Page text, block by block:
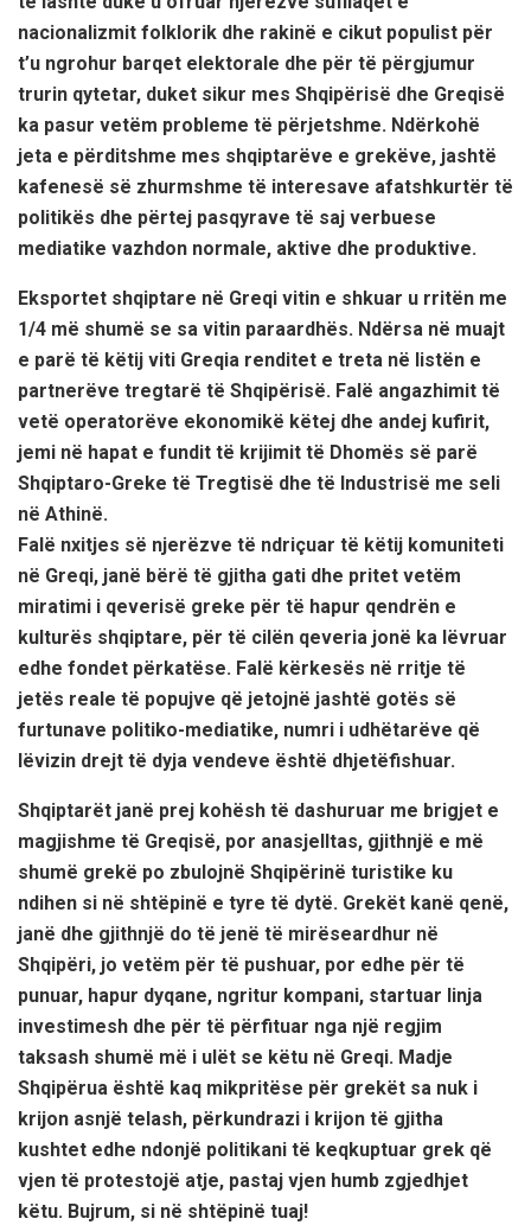
nacionalizmit folklorik dhe rakinë e cikut populist për
t’u ngrohur barqet elektorale dhe për të përgjumur
trurin qytetar, duket sikur mes Shqipërisë dhe Greqisë
ka pasur vetëm probleme të përjetshme. Ndërkohë
jeta e përditshme mes shqiptarëve e grekëve, jashtë
kafenesë së zhurmshme të interesave afatshkurtër të
politikës dhe përtej pasqyrave të saj verbuese
mediatike vazhdon normale, aktive dhe produktive.
Eksportet shqiptare në Greqi vitin e shkuar u rritën me
1/4 më shumë se sa vitin paraardhës. Ndërsa në muajt
e parë të këtij viti Greqia renditet e treta në listën e
partnerëve tregtarë të Shqipërisë. Falë angazhimit të
vetë operatorëve ekonomikë këtej dhe andej kufirit,
jemi në hapat e fundit të krijimit të Dhomës së parë
Shqiptaro-Greke të Tregtisë dhe të Industrisë me seli
në Athinë.
Falë nxitjes së njerëzve të ndriçuar të këtij komuniteti
në Greqi, janë bërë të gjitha gati dhe pritet vetëm
miratimi i qeverisë greke për të hapur qendrën e
kulturës shqiptare, për të cilën qeveria jonë ka lëvruar
edhe fondet përkatëse. Falë kërkesës në rritje të
jetës reale të popujve që jetojnë jashtë gotës së
furtunave politiko-mediatike, numri i udhëtarëve që
lëvizin drejt të dyja vendeve është dhjetëfishuar.
Shqiptarët janë prej kohësh të dashuruar me brigjet e
magjishme të Greqisë, por anasjelltas, gjithnjë e më
shumë grekë po zbulojnë Shqipërinë turistike ku
ndihen si në shtëpinë e tyre të dytë. Grekët kanë qenë,
janë dhe gjithnjë do të jenë të mirëseardhur në
Shqipëri, jo vetëm për të pushuar, por edhe për të
punuar, hapur dyqane, ngritur kompani, startuar linja
investimesh dhe për të përfituar nga një regjim
taksash shumë më i ulët se këtu në Greqi. Madje
Shqipërua është kaq mikpritëse për grekët sa nuk i
krijon asnjë telash, përkundrazi i krijon të gjitha
kushtet edhe ndonjë politikani të keqkuptuar grek që
vjen të protestojë atje, pastaj vjen humb zgjedhjet
këtu. Bujrum, si në shtëpinë tuaj!